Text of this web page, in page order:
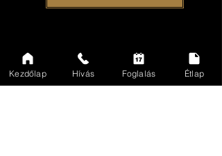
FOGLALJ IDŐBEN, ÉS ÉLD ÁT A MILAGRO
ÉLMÉNYT!
Finom ételek, különleges italok és
Kezdőlap Hívás Foglalás Étlap